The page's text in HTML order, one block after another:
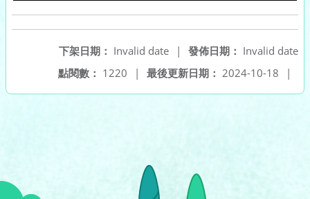
發佈日期： Invalid date
下架日期： Invalid date
|
最後更新日期： 2024-10-18 |
點閱數： 1220 |